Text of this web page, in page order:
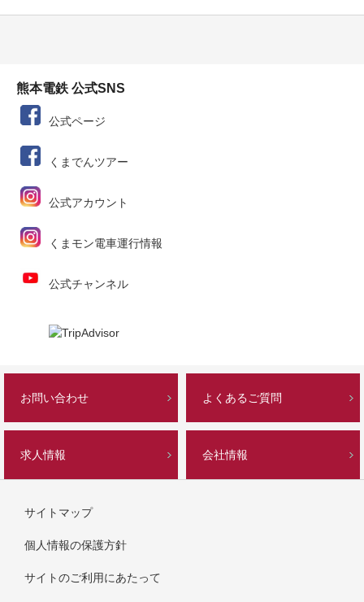
熊本電鉄 公式SNS
公式ページ
くまでんツアー
公式アカウント
くまモン電車運行情報
公式チャンネル
お問い合わせ よくあるご質問
求人情報 会社情報
サイトマップ
個人情報の保護方針
サイトのご利用にあたって